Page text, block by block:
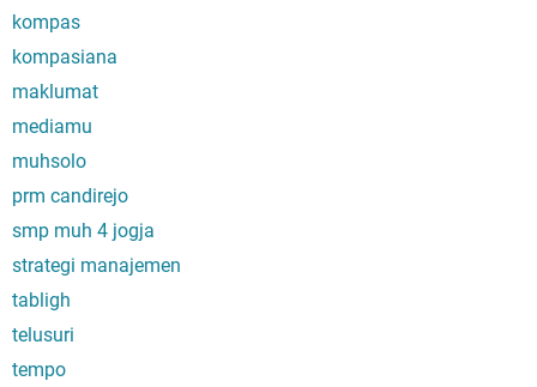
kompas
kompasiana
maklumat
mediamu
muhsolo
prm candirejo
smp muh 4 jogja
strategi manajemen
tabligh
telusuri
tempo